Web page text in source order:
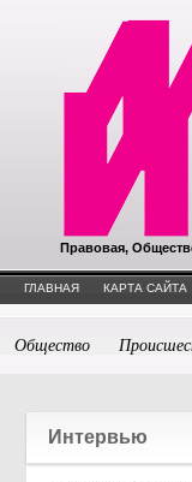
Правовая,
ГЛАВНАЯ КАРТА САЙТА
Общество
Интервью